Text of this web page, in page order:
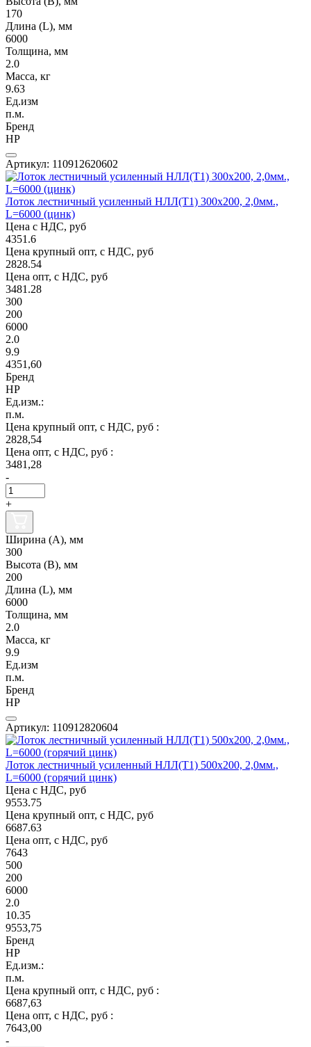
170
Длина (L), мм
6000
Толщина, мм
2.0
Масса, кг
9.63
Ед.изм
п.м.
Бренд
НР
Артикул: 110912620602
Лоток лестничный усиленный НЛЛ(Т1) 300х200, 2,0мм.,
L=6000 (цинк)
Цена с НДС, руб
4351.6
Цена крупный опт, с НДС, руб
2828.54
Цена опт, с НДС, руб
3481.28
300
200
6000
2.0
9.9
4351,60
Бренд
НР
Ед.изм.:
п.м.
Цена крупный опт, с НДС, руб :
2828,54
Цена опт, с НДС, руб :
3481,28
-
+
Ширина (А), мм
300
Высота (В), мм
200
Длина (L), мм
6000
Толщина, мм
2.0
Масса, кг
9.9
Ед.изм
п.м.
Бренд
НР
Артикул: 110912820604
Лоток лестничный усиленный НЛЛ(Т1) 500х200, 2,0мм.,
L=6000 (горячий цинк)
Цена с НДС, руб
9553.75
Цена крупный опт, с НДС, руб
6687.63
Цена опт, с НДС, руб
7643
500
200
6000
2.0
10.35
9553,75
Бренд
НР
Ед.изм.:
п.м.
Цена крупный опт, с НДС, руб :
6687,63
Цена опт, с НДС, руб :
7643,00
-